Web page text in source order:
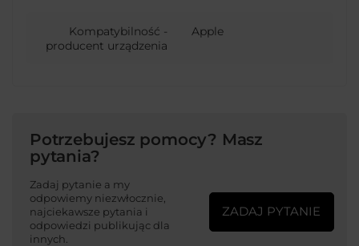
Kompatybilność -
producent urządzenia
Apple
Potrzebujesz pomocy? Masz
pytania?
Zadaj pytanie a my
odpowiemy niezwłocznie,
najciekawsze pytania i
odpowiedzi publikując dla
innych.
ZADAJ PYTANIE